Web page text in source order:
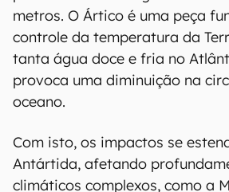
Um efeito direto disto é a
perdendo a camada de gelo
— a qual, segundo o relatório,
para elevar o nível global dos